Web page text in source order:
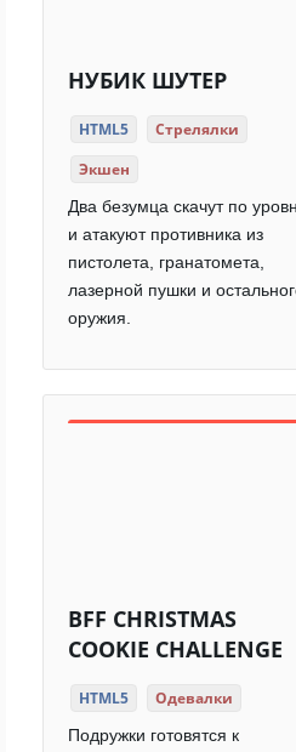
НУБИК ШУТЕР
HTML5
Стрелялки
Экшен
Два безумца скачут по
и атакуют противника из
пистолета, гранатомета,
лазерной пушки и
оружия.
BFF CHRISTMAS
COOKIE CHALLENGE
HTML5 Одевалки
Подружки готовятся к